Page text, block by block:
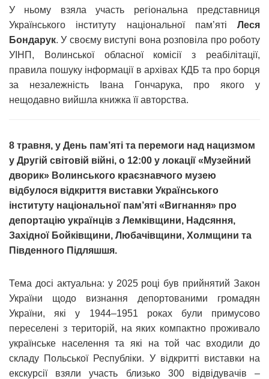
У ньому взяла участь регіональна представниця
Українського інституту національної пам’яті Леся
Бондарук. У своєму виступі вона розповіла про роботу
УІНП, Волинської обласної комісії з реабілітації,
правила пошуку інформації в архівах КДБ та про борця
за незалежність Івана Гончарука, про якого у
нещодавно вийшла книжка її авторства.
8 травня, у День пам’яті та перемоги над нацизмом
у Другій світовій війні, о 12:00 у локації «Музейний
дворик» Волинського краєзнавчого музею
відбулося відкриття виставки Українського
інституту національної пам’яті «Вигнання» про
депортацію українців з Лемківщини, Надсяння,
Західної Бойківщини, Любачівщини, Холмщини та
Південного Підляшшя.
Тема досі актуальна: у 2025 році був прийнятий Закон
України щодо визнання депортованими громадян
України, які у 1944–1951 роках були примусово
переселені з територій, на яких компактно проживало
українське населення та які на той час входили до
складу Польської Республіки. У відкритті виставки на
екскурсії взяли участь близько 300 відвідувачів –